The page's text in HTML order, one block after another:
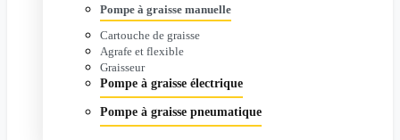
Pompe à graisse manuelle
Cartouche de graisse
Agrafe et flexible
Graisseur
Pompe à graisse électrique
Pompe à graisse pneumatique